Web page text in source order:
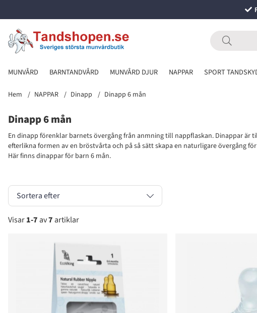
MUNVÅRD BARNTANDVÅRD MUNVÅRD DJUR NAPPAR SPORT
Hem NAPPAR Dinapp Dinapp 6 mån
Dinapp 6 mån
En dinapp förenklar barnets övergång från anmning till nappflaskan. Dinappar är
efterlikna formen av en bröstvårta och på så sätt skapa en naturligare övergång
Här finns dinappar för barn 6 mån.
Sortera efter
Visar1-7 av7 artiklar